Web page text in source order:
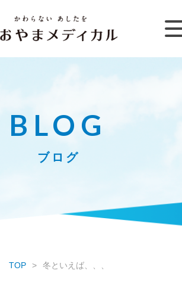
BLOG
ブログ
TOP 冬といえば、、、